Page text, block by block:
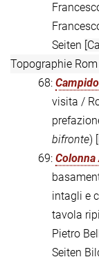
Seiten
Topographie Rom
68:
visita /
bifronte)
69: Colonna
intagli e
tavola
Pietro
Seiten